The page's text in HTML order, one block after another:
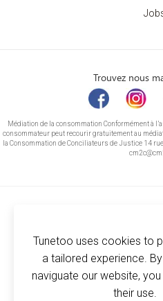
Trouvez nous
Médiation de la consommation Conformément à
consommateur peut recourir gratuitement au
la Consommation de Conciliateurs de Justice 14
© Copyright
Tunetoo uses cookies to
a tailored experience.
naviguate our website,
their use.